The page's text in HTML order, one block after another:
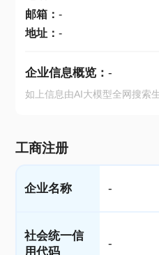
邮箱： -
地址： -
企业信息概览： -
如上信息由AI大模型全网搜索
工商注册
企业名称 -
社会统一信
用代码
-